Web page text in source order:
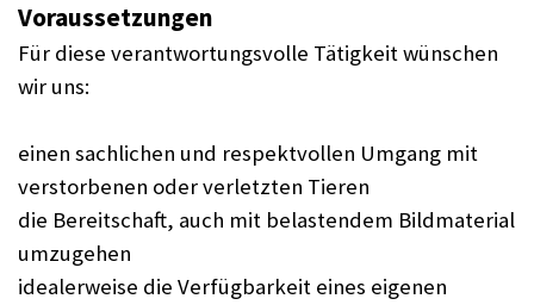
Voraussetzungen
Für diese verantwortungsvolle Tätigkeit wünschen
wir uns:
einen sachlichen und respektvollen Umgang mit
verstorbenen oder verletzten Tieren
die Bereitschaft, auch mit belastendem Bildmaterial
umzugehen
idealerweise die Verfügbarkeit eines eigenen